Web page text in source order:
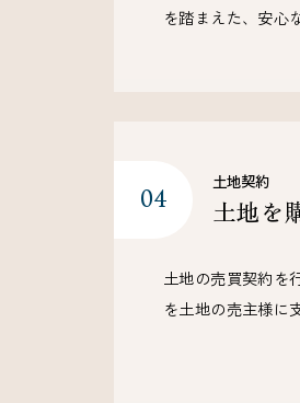
を踏まえた、安心
土地契約
土地を
土地の売買契約を
を土地の売主様に